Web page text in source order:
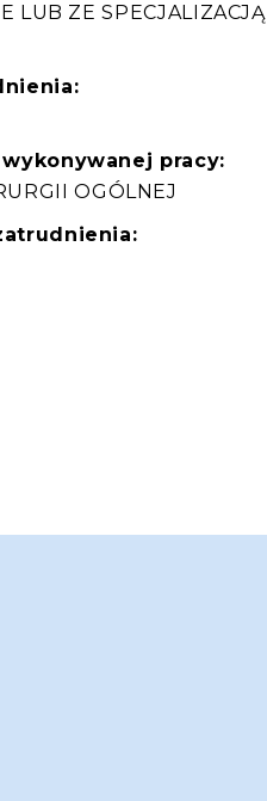
LUB ZE SPECJALIZACJĄ
pracy:
OGÓLNEJ